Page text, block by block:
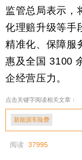
监管总局表示，
化理赔升级等手
精准化、保障服
惠及全国 3100
企经营压力。
点击关键字阅读相关文章：
新能源车险费
阅读 37995